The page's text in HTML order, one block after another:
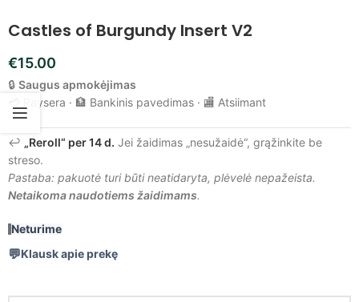
Castles of Burgundy Insert V2
€15.00
🔒 Saugus apmokėjimas
💳 Paysera · 🏦 Bankinis pavedimas · 🏬 Atsiimant
↩️ „Reroll“ per 14 d. Jei žaidimas „nesužaidė“, grąžinkite be
streso.
Pastaba: pakuotė turi būti neatidaryta, plėvelė nepažeista.
Netaikoma naudotiems žaidimams.
Neturime
Klausk apie prekę